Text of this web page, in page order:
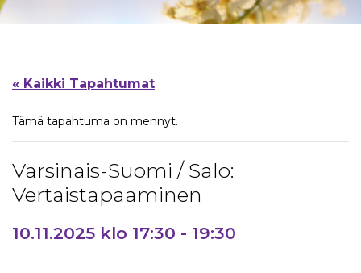
« Kaikki Tapahtumat
Tämä tapahtuma on mennyt.
Varsinais-Suomi / Salo:
Vertaistapaaminen
10.11.2025 klo 17:30 - 19:30